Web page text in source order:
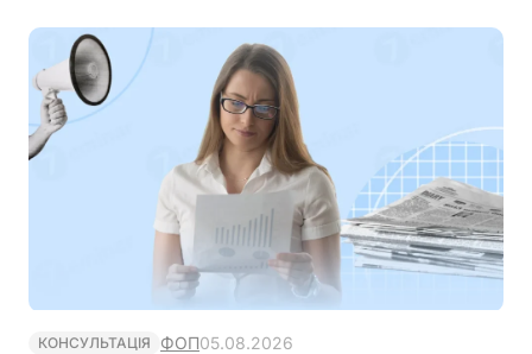
ПДВ-зобов'язання. ДПС також нагадала, коли
виникає обов'язок нарахувати ПДВ та за якою
датою потрібно складати податкову накладну
КОНСУЛЬТАЦІЯ ФОП05.08.2026